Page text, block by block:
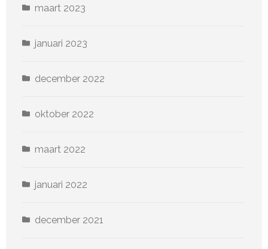
maart 2023
januari 2023
december 2022
oktober 2022
maart 2022
januari 2022
december 2021